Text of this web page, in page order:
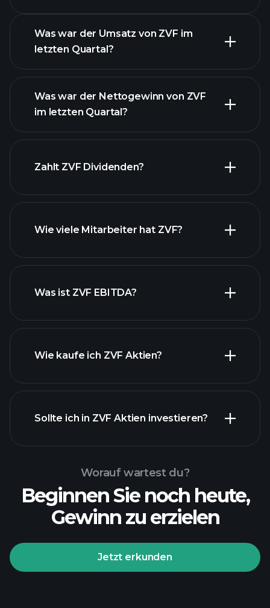
Was war der Umsatz von ZVF im
letzten Quartal?
finanzielle
Was war der Nettogewinn von ZVF
im letzten Quartal?
Zahlt ZVF Dividenden?
Wie viele Mitarbeiter hat ZVF?
Was ist ZVF EBITDA?
Wie kaufe ich ZVF Aktien?
Sollte ich in ZVF Aktien investieren?
Worauf wartest du?
Beginnen Sie noch heute,
Gewinn zu erzielen
Jetzt erkunden